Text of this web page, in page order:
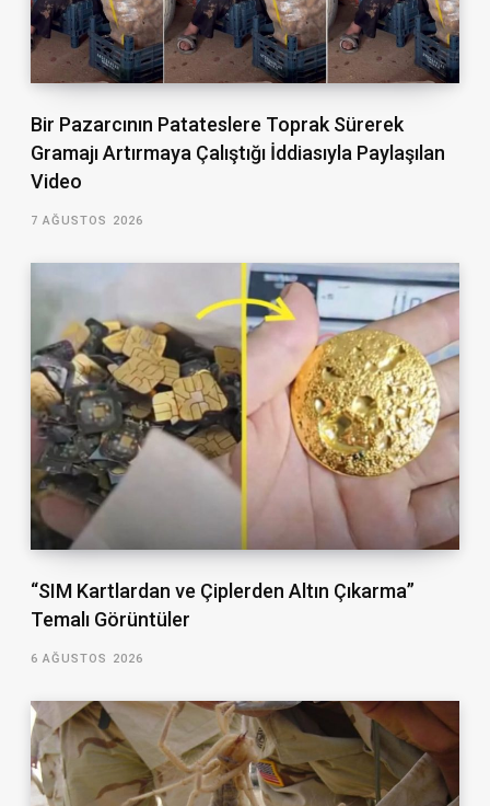
Bir Pazarcının Patateslere Toprak Sürerek
Gramajı Artırmaya Çalıştığı İddiasıyla Paylaşılan
Video
7 AĞUSTOS 2026
“SIM Kartlardan ve Çiplerden Altın Çıkarma”
Temalı Görüntüler
6 AĞUSTOS 2026